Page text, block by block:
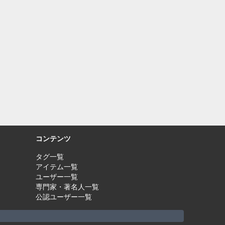
コンテンツ
タグ一覧
アイテム一覧
ユーザー一覧
専門家・著名人一覧
公認ユーザー一覧